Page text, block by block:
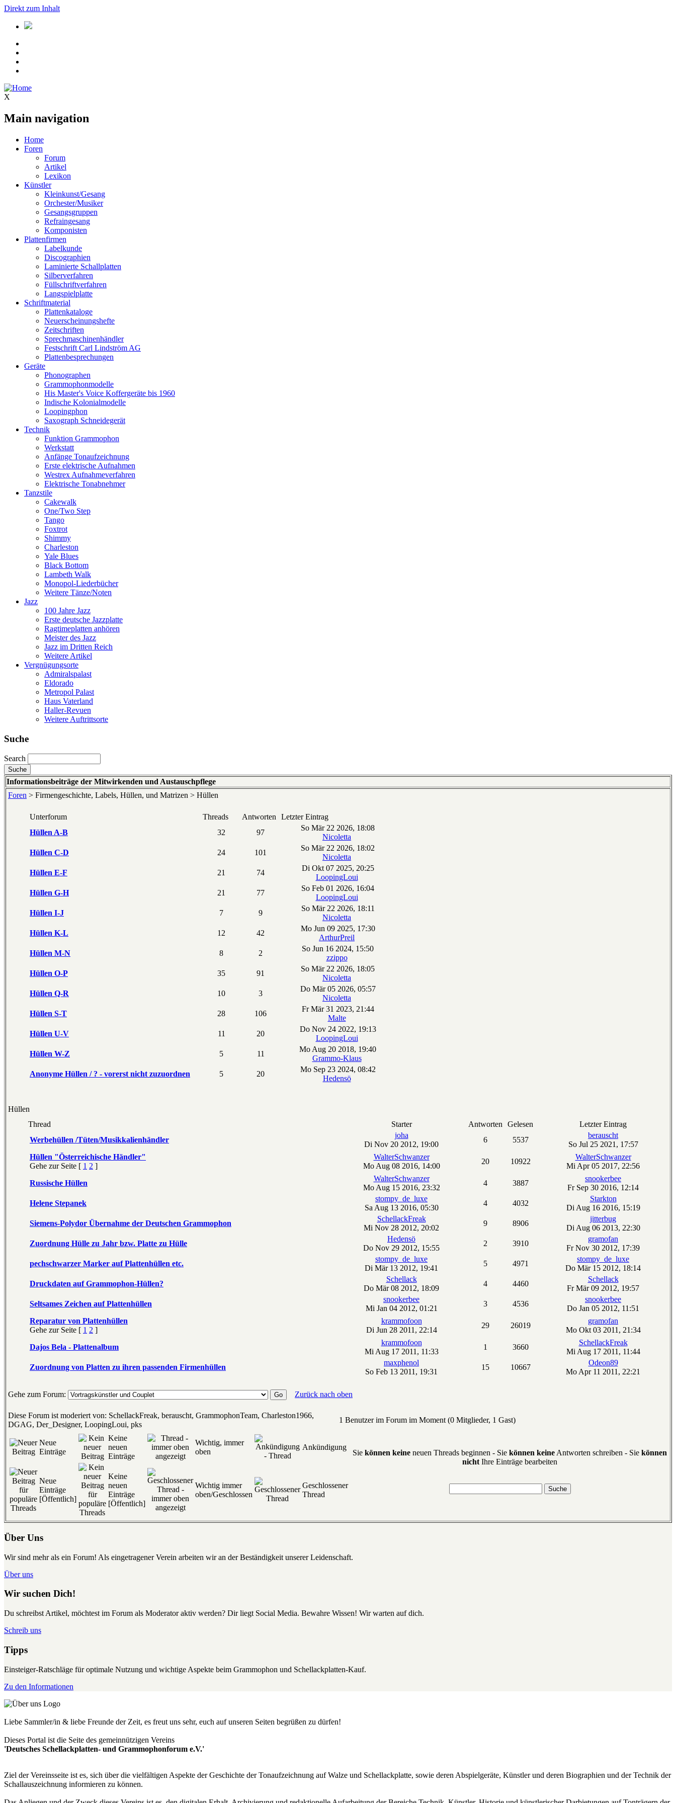
Direkt zum Inhalt
X
Main navigation
Home
Foren
Forum
Artikel
Lexikon
Künstler
Kleinkunst/Gesang
Orchester/Musiker
Gesangsgruppen
Refraingesang
Komponisten
Plattenfirmen
Labelkunde
Discographien
Laminierte Schallplatten
Silberverfahren
Füllschriftverfahren
Langspielplatte
Schriftmaterial
Plattenkataloge
Neuerscheinungshefte
Zeitschriften
Sprechmaschinenhändler
Festschrift Carl Lindström AG
Plattenbesprechungen
Geräte
Phonographen
Grammophonmodelle
His Master's Voice Koffergeräte bis 1960
Indische Kolonialmodelle
Loopingphon
Saxograph Schneidegerät
Technik
Funktion Grammophon
Werkstatt
Anfänge Tonaufzeichnung
Erste elektrische Aufnahmen
Westrex Aufnahmeverfahren
Elektrische Tonabnehmer
Tanzstile
Cakewalk
One/Two Step
Tango
Foxtrot
Shimmy
Charleston
Yale Blues
Black Bottom
Lambeth Walk
Monopol-Liederbücher
Weitere Tänze/Noten
Jazz
100 Jahre Jazz
Erste deutsche Jazzplatte
Ragtimeplatten anhören
Meister des Jazz
Jazz im Dritten Reich
Weitere Artikel
Vergnügungsorte
Admiralspalast
Eldorado
Metropol Palast
Haus Vaterland
Haller-Revuen
Weitere Auftrittsorte
Suche
Search
Informationsbeiträge der Mitwirkenden und Austauschpflege
Foren > Firmengeschichte, Labels, Hüllen, und Matrizen > Hüllen
Unterforum Threads Antworten
Letzter Eintrag
Hüllen A-B
32 97
So Mär 22 2026, 18:08
Nicoletta
Hüllen C-D
24 101
So Mär 22 2026, 18:02
Nicoletta
Hüllen E-F
21 74
Di Okt 07 2025, 20:25
LoopingLoui
Hüllen G-H
21 77
So Feb 01 2026, 16:04
LoopingLoui
Hüllen I-J
7 9
So Mär 22 2026, 18:11
Nicoletta
Hüllen K-L
12 42
Mo Jun 09 2025, 17:30
ArthurPreil
Hüllen M-N
8 2
So Jun 16 2024, 15:50
zzippo
Hüllen O-P
35 91
So Mär 22 2026, 18:05
Nicoletta
Hüllen Q-R
10 3
Do Mär 05 2026, 05:57
Nicoletta
Hüllen S-T
28 106
Fr Mär 31 2023, 21:44
Malte
Hüllen U-V
11 20
Do Nov 24 2022, 19:13
LoopingLoui
Hüllen W-Z
5 11
Mo Aug 20 2018, 19:40
Grammo-Klaus
Anonyme Hüllen / ? - vorerst nicht zuzuordnen
5 20
Mo Sep 23 2024, 08:42
Hedensö
Hüllen
Thread
Starter Antworten Gelesen
Letzter Eintrag
Werbehüllen /Tüten/Musikkalienhändler
joha
Di Nov 20 2012, 19:00
6 5537
berauscht
So Jul 25 2021, 17:57
Hüllen "Österreichische Händler"
Gehe zur Seite [ 1 2 ]
WalterSchwanzer
Mo Aug 08 2016, 14:00
20 10922
WalterSchwanzer
Mi Apr 05 2017, 22:56
Russische Hüllen
WalterSchwanzer
Mo Aug 15 2016, 23:32
4 3887
snookerbee
Fr Sep 30 2016, 12:14
Helene Stepanek
stompy_de_luxe
Sa Aug 13 2016, 05:30
4 4032
Starkton
Di Aug 16 2016, 15:19
Siemens-Polydor Übernahme der Deutschen Grammophon
SchellackFreak
Mi Nov 28 2012, 20:02
9 8906
jitterbug
Di Aug 06 2013, 22:30
Zuordnung Hülle zu Jahr bzw. Platte zu Hülle
Hedensö
Do Nov 29 2012, 15:55
2 3910
gramofan
Fr Nov 30 2012, 17:39
pechschwarzer Marker auf Plattenhüllen etc.
stompy_de_luxe
Di Mär 13 2012, 19:41
5 4971
stompy_de_luxe
Do Mär 15 2012, 18:14
Druckdaten auf Grammophon-Hüllen?
Schellack
Do Mär 08 2012, 18:09
4 4460
Schellack
Fr Mär 09 2012, 19:57
Seltsames Zeichen auf Plattenhüllen
snookerbee
Mi Jan 04 2012, 01:21
3 4536
snookerbee
Do Jan 05 2012, 11:51
Reparatur von Plattenhüllen
Gehe zur Seite [ 1 2 ]
krammofoon
Di Jun 28 2011, 22:14
29 26019
gramofan
Mo Okt 03 2011, 21:34
Dajos Bela - Plattenalbum
krammofoon
Mi Aug 17 2011, 11:33
1 3660
SchellackFreak
Mi Aug 17 2011, 11:44
Zuordnung von Platten zu ihren passenden Firmenhüllen
maxphenol
So Feb 13 2011, 19:31
15 10667
Odeon89
Mo Apr 11 2011, 22:21
Gehe zum Forum: Zurück nach oben
Diese Forum ist moderiert von: SchellackFreak, berauscht, GrammophonTeam, Charleston1966,
DGAG, Der_Designer, LoopingLoui, pks
1 Benutzer im Forum im Moment (0 Mitglieder, 1 Gast)
Neue
Einträge
Keine
neuen
Einträge
Wichtig, immer
oben
Ankündigung
Neue
Einträge
[Öffentlich]
Keine
neuen
Einträge
[Öffentlich]
Wichtig immer
oben/Geschlossen
Geschlossener
Thread
Sie können keine neuen Threads beginnen - Sie können keine Antworten schreiben - Sie können
nicht Ihre Einträge bearbeiten
Über Uns
Wir sind mehr als ein Forum! Als eingetragener Verein arbeiten wir an der Beständigkeit unserer Leidenschaft.
Über uns
Wir suchen Dich!
Du schreibst Artikel, möchtest im Forum als Moderator aktiv werden? Dir liegt Social Media. Bewahre Wissen! Wir warten auf dich.
Schreib uns
Tipps
Einsteiger-Ratschläge für optimale Nutzung und wichtige Aspekte beim Grammophon und Schellackplatten-Kauf.
Zu den Informationen
Liebe Sammler/in & liebe Freunde der Zeit, es freut uns sehr, euch auf unseren Seiten begrüßen zu dürfen!
Dieses Portal ist die Seite des gemeinnützigen Vereins
'Deutsches Schellackplatten- und Grammophonforum e.V.'
Ziel der Vereinsseite ist es, sich über die vielfältigen Aspekte der Geschichte der Tonaufzeichnung auf Walze und Schellackplatte, sowie deren Abspielgeräte, Künstler und deren Biographien und der Technik der
Schallauszeichnung informieren zu können.